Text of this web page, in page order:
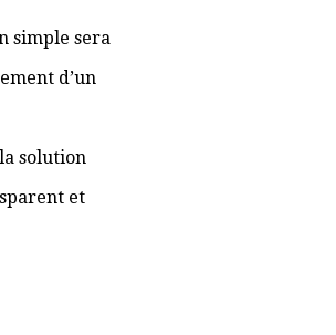
simple sera
d’un
solution
et